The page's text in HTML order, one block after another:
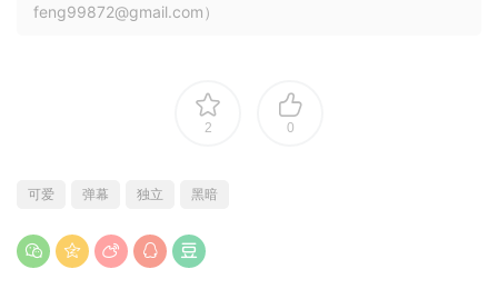
feng99872@gmail.com）
2 0
可爱 弹幕 独立 黑暗